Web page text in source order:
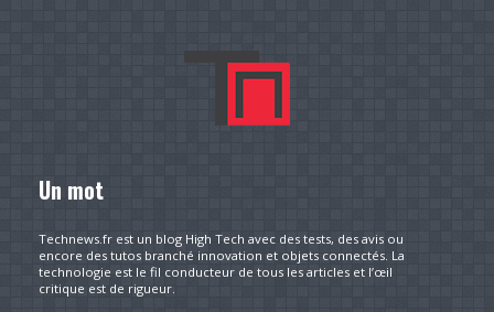
Un mot
Technews.fr est un blog High Tech avec des tests, des avis ou
encore des tutos branché innovation et objets connectés. La
technologie est le fil conducteur de tous les articles et l’œil
critique est de rigueur.